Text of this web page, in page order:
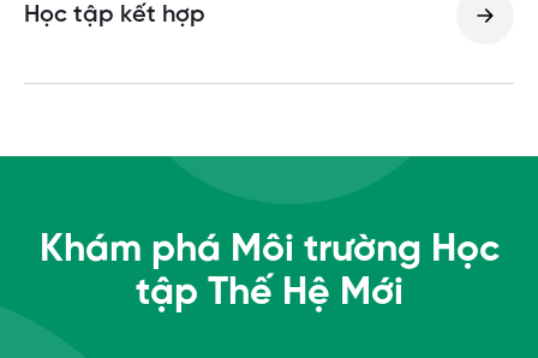
Học tập kết hợp
Khám phá Môi trường Học
tập Thế Hệ Mới